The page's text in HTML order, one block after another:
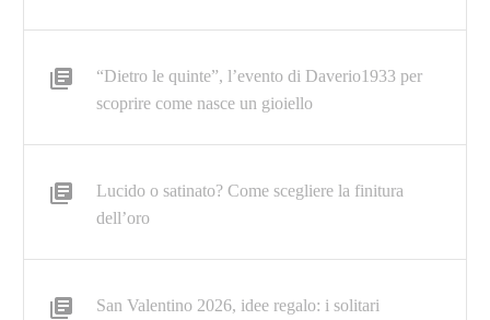
“Dietro le quinte”, l’evento di Daverio1933 per
scoprire come nasce un gioiello
Lucido o satinato? Come scegliere la finitura
dell’oro
San Valentino 2026, idee regalo: i solitari